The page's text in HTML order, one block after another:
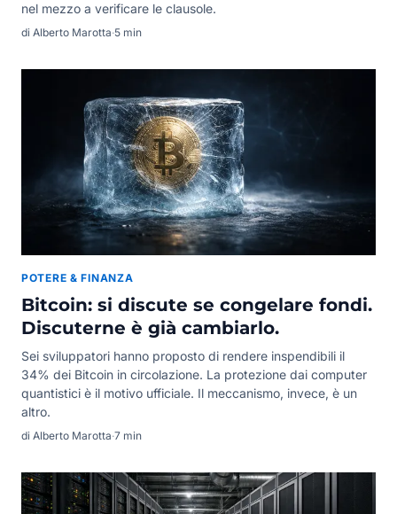
nel mezzo a verificare le clausole.
di Alberto Marotta·5 min
POTERE & FINANZA
Bitcoin: si discute se congelare fondi.
Discuterne è già cambiarlo.
Sei sviluppatori hanno proposto di rendere inspendibili il
34% dei Bitcoin in circolazione. La protezione dai computer
quantistici è il motivo ufficiale. Il meccanismo, invece, è un
altro.
di Alberto Marotta·7 min